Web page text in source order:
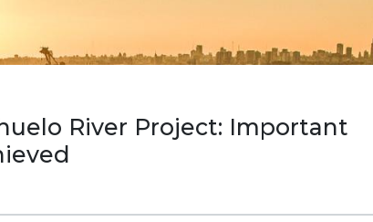
River Project: Important